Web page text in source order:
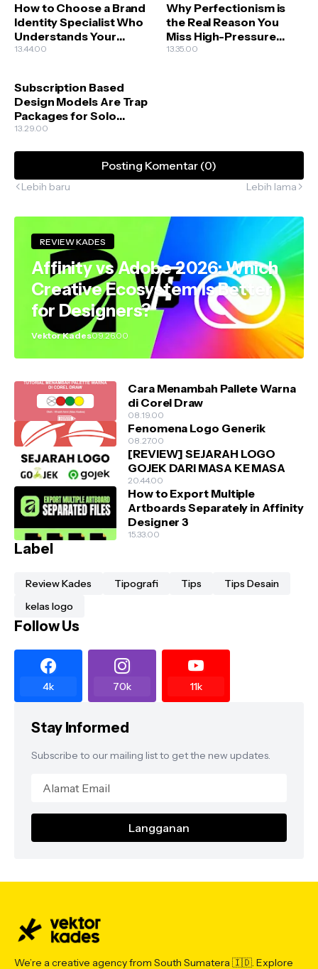
How to Choose a Brand
Identity Specialist Who
Understands Your
Business Goals
13.44.00
Why Perfectionism is
the Real Reason You
Miss High-Pressure
Creative Deadlines
13.35.00
Subscription Based
Design Models Are Trap
Packages for Solo
Creators
13.29.00
Posting Komentar (0)
Lebih baru Lebih lama
REVIEW KADES
Affinity vs Adobe 2026: Which
Creative Ecosystem Is Better
for Designers?
Vektor Kades09.26.00
Cara Menambah Pallete Warna
di Corel Draw
08.19.00
Fenomena Logo Generik
08.27.00
[REVIEW] SEJARAH LOGO
GOJEK DARI MASA KE MASA
20.44.00
How to Export Multiple
Artboards Separately in Affinity
Designer 3
15.33.00
Label
Review Kades Tipografi Tips
Tips Desain
kelas logo
Follow Us
4k 70k 11k
Stay Informed
Subscribe to our mailing list to get the new updates.
We’re a creative agency from South Sumatera 🇮🇩. Explore